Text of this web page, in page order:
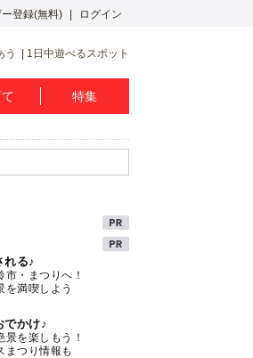
登録(無料) ログイン
う 1日中遊べるスポット
特集
れる♪
市・まつりへ！
を満喫しよう
でかけ♪
を楽しもう！
まつり情報も